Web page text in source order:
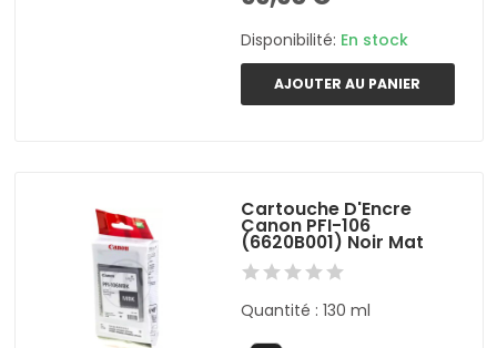
Disponibilité: En stock
AJOUTER AU PANIER
Cartouche D'Encre
Canon PFI-106
(6620B001) Noir Mat
Quantité : 130 ml